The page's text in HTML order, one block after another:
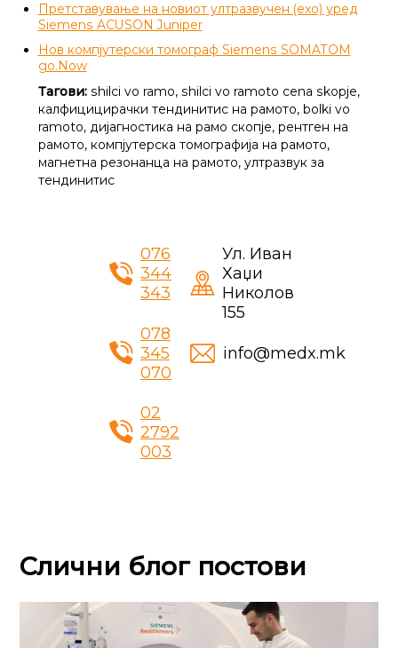
Претставување на новиот ултразвучен (ехо) уред
Siemens ACUSON Juniper
Нов компјутерски томограф Siemens SOMATOM
go.Now
Тагови:shilci vo ramo, shilci vo ramoto cena skopje,
калфицицирачки тендинитис на рамото, bolki vo
ramoto, дијагностика на рамо скопје, рентген на
рамото, компјутерска томографија на рамото,
магнетна резонанца на рамото, ултразвук за
тендинитис
076
344
343
078
345
070
02
2792
003
Ул. Иван
Хаџи
Николов
155
info@medx.mk
Слични блог постови